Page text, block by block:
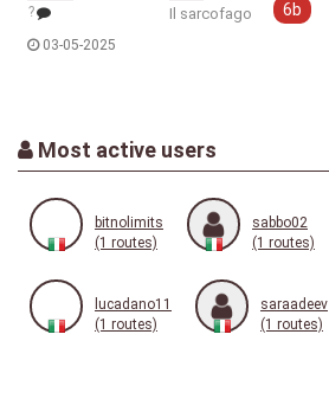
?
03-05-2025
Il sarcofago 6b
Most active users
bitnolimits
(1 routes)
sabbo02
(1 routes)
lucadano11
(1 routes)
saraadeev
(1 routes)